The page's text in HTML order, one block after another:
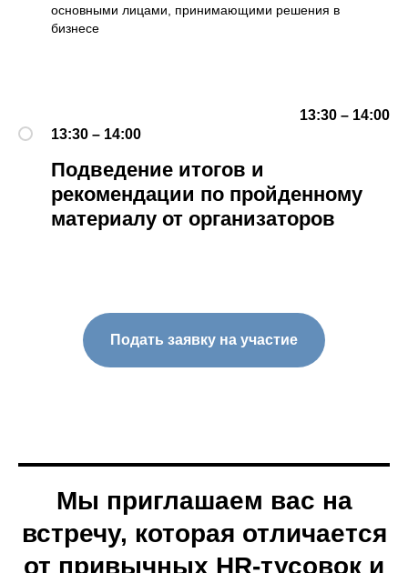
основными лицами, принимающими решения в
бизнесе
13:30 – 14:00
13:30 – 14:00
Подведение итогов и
рекомендации по пройденному
материалу от организаторов
Подать заявку на участие
Мы приглашаем вас на
встречу, которая отличается
от привычных HR-тусовок и